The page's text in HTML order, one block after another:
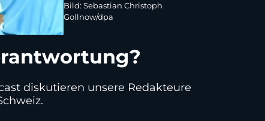
Bild: Sebastian Christoph
Gollnow/dpa
diskutieren unsere Redakteure